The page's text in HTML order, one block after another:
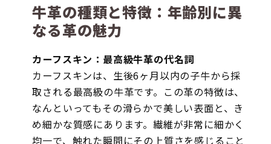
牛革の種類と特徴：年齢別に異
なる革の魅力
カーフスキン：最高級牛革の代名詞
カーフスキンは、生後6ヶ月以内の子牛から採
取される最高級の牛革です。この革の特徴は、
なんといってもその滑らかで美しい表面と、き
め細かな質感にあります。繊維が非常に細かく
均一で、触れた瞬間にその上質さを感じること